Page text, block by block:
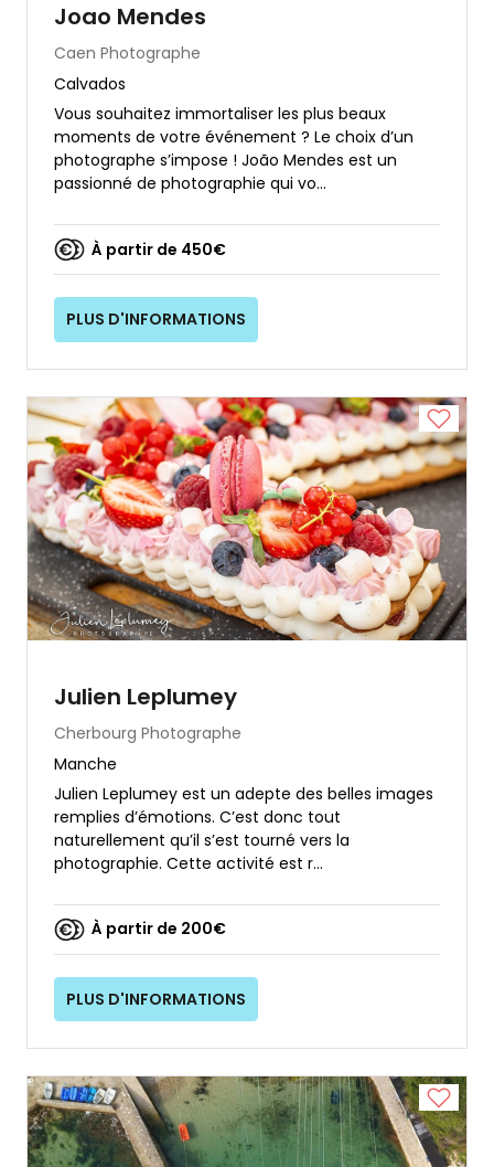
Joao Mendes
Caen Photographe
Calvados
Vous souhaitez immortaliser les plus beaux
moments de votre événement ? Le choix d’un
photographe s’impose ! João Mendes est un
passionné de photographie qui vo...
À partir de 450€
PLUS D'INFORMATIONS
Julien Leplumey
Cherbourg Photographe
Manche
Julien Leplumey est un adepte des belles images
remplies d’émotions. C’est donc tout
naturellement qu’il s’est tourné vers la
photographie. Cette activité est r...
À partir de 200€
PLUS D'INFORMATIONS